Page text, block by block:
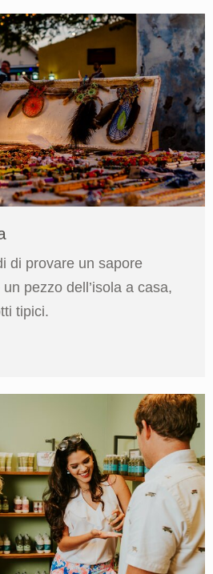
di provare un sapore
pezzo dell’isola a casa,
tipici.